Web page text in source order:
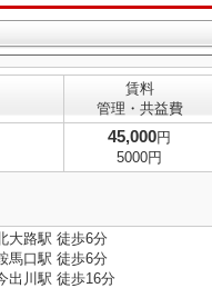
賃料
管理・共益費
45,000円
5000円
大路駅 徒歩6分
馬口駅 徒歩6分
出川駅 徒歩16分